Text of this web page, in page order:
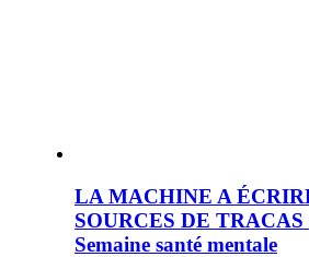
LA MACHINE A
SOURCES DE TRACAS
Semaine santé mentale